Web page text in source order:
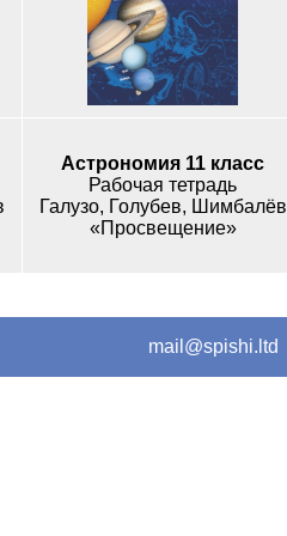
Астрономия 11 класс
Рабочая тетрадь
Галузо, Голубев, Шимбалёв
«Просвещение»
mail@spishi.ltd